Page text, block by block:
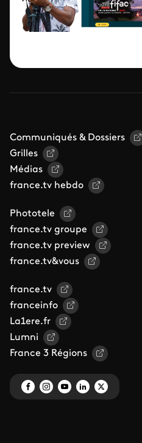
Communiqués & Dossiers
Grilles
Médias
france.tv hebdo
Phototele
france.tv groupe
france.tv preview
france.tv&vous
france.tv
franceinfo
La1ere.fr
Lumni
France 3 Régions